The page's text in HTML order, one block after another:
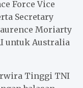
Force Vice
Secretary
Moriarty
untuk Australia
Tinggi TNI